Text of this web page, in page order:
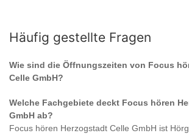
Häufig gestellte Fragen
Wie sind die Öffnungszeiten von Focus
Celle GmbH?
Welche Fachgebiete deckt Focus hören
GmbH ab?
Focus hören Herzogstadt Celle GmbH ist